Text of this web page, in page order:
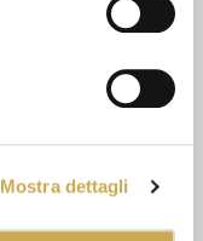
Mostra dettagli